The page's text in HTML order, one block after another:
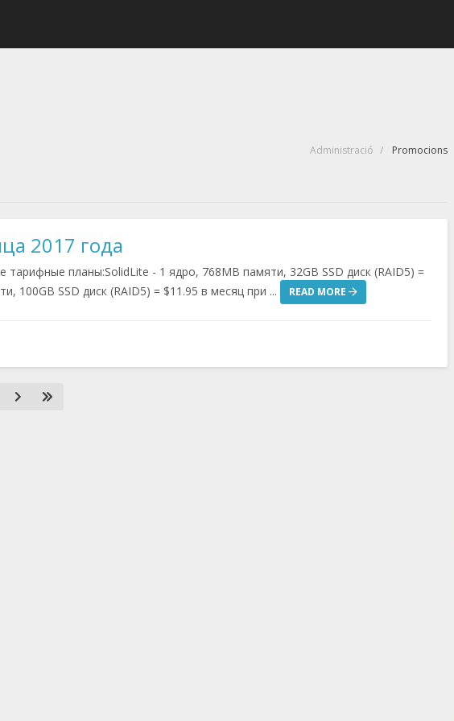
Administració Promocions
2017 года
тарифные планы:SolidLite - 1 ядро, 768MB памяти, 32GB SSD диск (RAID5) =
100GB SSD диск (RAID5) = $11.95 в месяц при ...
READ MORE